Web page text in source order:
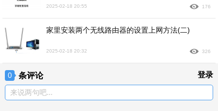
2025-02-18 20:55 176
家里安装两个无线路由器的设置上网方法(二)
2025-02-18 20:32 326
0 条评论 登录
来说两句吧...